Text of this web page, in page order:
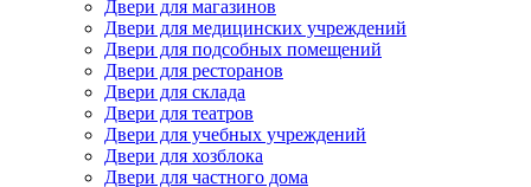
Двери для магазинов
Двери для медицинских учреждений
Двери для подсобных помещений
Двери для ресторанов
Двери для склада
Двери для театров
Двери для учебных учреждений
Двери для хозблока
Двери для частного дома